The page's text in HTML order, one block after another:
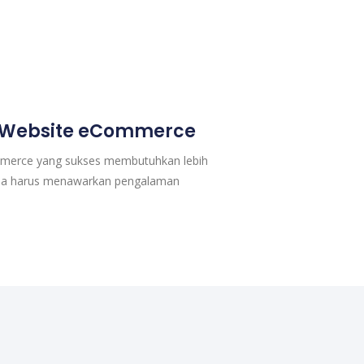
eCommerce
yang sukses membutuhkan lebih
harus menawarkan pengalaman